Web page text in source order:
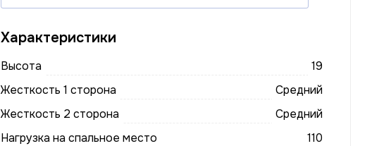
Характеристики
Высота
19
Жесткость 1 сторона
Средний
Жесткость 2 сторона
Средний
Нагрузка на спальное место
110